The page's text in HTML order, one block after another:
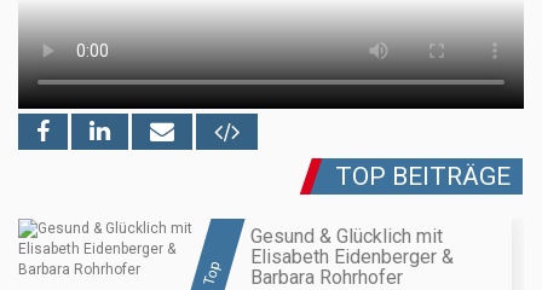
TOP BEITRÄGE
Top
Gesund & Glücklich mit
Elisabeth Eidenberger &
Barbara Rohrhofer